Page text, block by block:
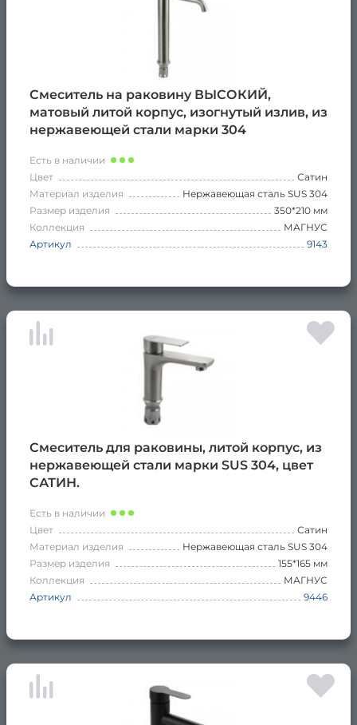
Смеситель на раковину ВЫСОКИЙ,
матовый литой корпус, изогнутый излив, из
нержавеющей стали марки 304
Есть в наличии
Цвет
Сатин
Материал изделия
Нержавеющая сталь SUS 304
Размер изделия
350*210 мм
Коллекция
МАГНУС
Артикул
9143
Смеситель для раковины, литой корпус, из
нержавеющей стали марки SUS 304, цвет
САТИН.
Есть в наличии
Цвет
Сатин
Материал изделия
Нержавеющая сталь SUS 304
Размер изделия
155*165 мм
Коллекция
МАГНУС
Артикул
9446